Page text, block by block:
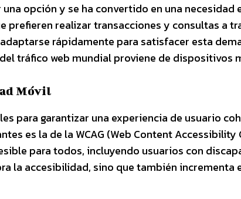
opción y se ha convertido en una necesidad
prefieren realizar transacciones y consultas a
rápidamente para satisfacer esta
tráfico web mundial proviene de dispositivos
Móvil
para garantizar una experiencia de usuario
es la de la WCAG (Web Content Accessibility
para todos, incluyendo usuarios con
la accesibilidad, sino que también incrementa